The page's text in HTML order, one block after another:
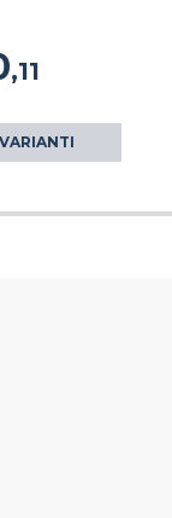
,11